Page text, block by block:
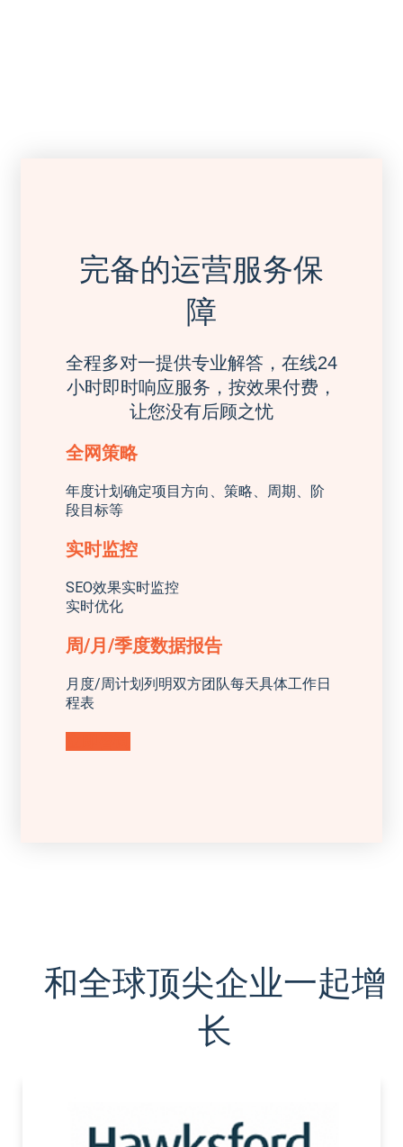
完备的运营服务保
障
全程多对一提供专业解答，在线24
小时即时响应服务，按效果付费，
让您没有后顾之忧
全网策略
年度计划确定项目方向、策略、周期、阶
段目标等
实时监控
SEO效果实时监控
实时优化
周/月/季度数据报告
月度/周计划列明双方团队每天具体工作日
程表
和全球顶尖企业一起增
长